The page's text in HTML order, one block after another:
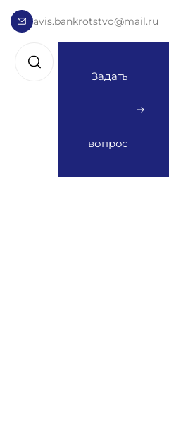
avis.bankrotstvo@mail.ru
Задать
вопрос